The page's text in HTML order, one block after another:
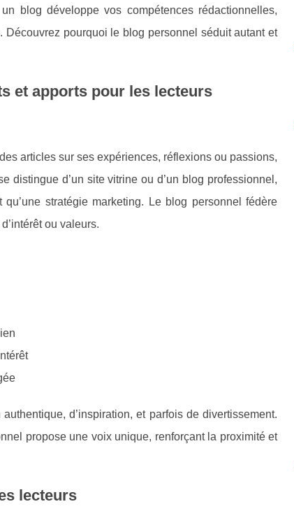
blog développe vos compétences rédactionnelles,
pourquoi le blog personnel séduit autant et
et apports pour les lecteurs
articles sur ses expériences, réflexions ou passions,
distingue d’un site vitrine ou d’un blog professionnel,
stratégie marketing. Le blog personnel fédère
ou valeurs.
d’inspiration, et parfois de divertissement.
propose une voix unique, renforçant la proximité et
lecteurs